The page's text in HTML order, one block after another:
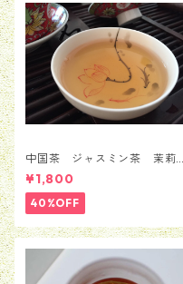
中国茶 ジャスミン茶 茉莉
花茶 銀毫インハオウ 100ｇ
¥1,800
40%OFF